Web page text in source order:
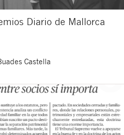
Diario de Mallorca
Castella